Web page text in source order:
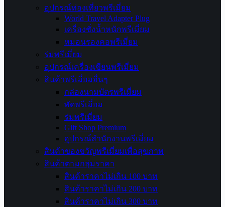
อุปกรณ์ท่องเที่ยวพรีเมี่ยม
World Travel Adapter Plug
เครื่องชั่งน้ำหนักพรีเมี่ยม
หมอนรองคอพรีเมี่ยม
ร่มพรีเมี่ยม
อุปกรณ์เครื่องเขียนพรีเมี่ยม
สินค้าพรีเมี่ยมอื่นๆ
กล่องนามบัตรพรีเมี่ยม
พัดพรีเมี่ยม
ร่มพรีเมี่ยม
Gift Shop Premium
อุปกรณ์สำนักงานพรีเมี่ยม
สินค้าของขวัญพรีเมี่ยมเพื่อสุขภาพ
สินค้าตามกลุ่มราคา
สินค้าราคาไม่เกิน 100 บาท
สินค้าราคาไม่เกิน 200 บาท
สินค้าราคาไม่เกิน 300 บาท